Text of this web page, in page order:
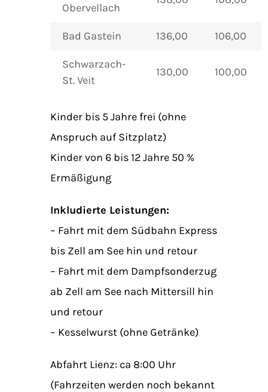
Obervellach
Bad Gastein 136,00 106,00
Schwarzach-
St. Veit
130,00 100,00
Kinder bis 5 Jahre frei (ohne
Anspruch auf Sitzplatz)
Kinder von 6 bis 12 Jahre 50 %
Ermäßigung
Inkludierte Leistungen:
– Fahrt mit dem Südbahn Express
bis Zell am See hin und retour
– Fahrt mit dem Dampfsonderzug
ab Zell am See nach Mittersill hin
und retour
– Kesselwurst (ohne Getränke)
Abfahrt Lienz: ca 8:00 Uhr
(Fahrzeiten werden noch bekannt